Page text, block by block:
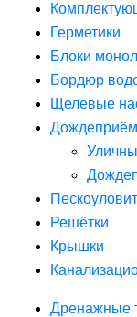
Герметики
Блоки
Бордюр
Щелевые
Решётки
Крышки
Дренажные